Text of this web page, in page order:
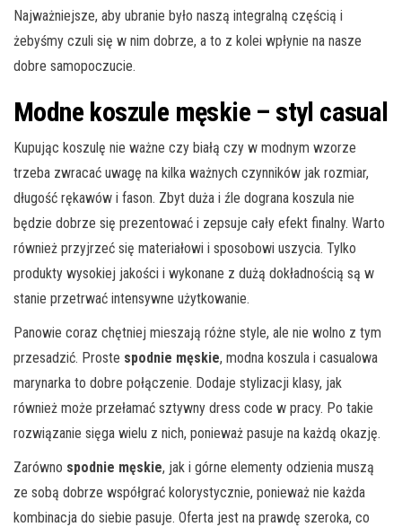
Najważniejsze, aby ubranie było naszą integralną częścią i
żebyśmy czuli się w nim dobrze, a to z kolei wpłynie na nasze
dobre samopoczucie.
Modne koszule męskie – styl casual
Kupując koszulę nie ważne czy białą czy w modnym wzorze
trzeba zwracać uwagę na kilka ważnych czynników jak rozmiar,
długość rękawów i fason. Zbyt duża i źle dograna koszula nie
będzie dobrze się prezentować i zepsuje cały efekt finalny. Warto
również przyjrzeć się materiałowi i sposobowi uszycia. Tylko
produkty wysokiej jakości i wykonane z dużą dokładnością są w
stanie przetrwać intensywne użytkowanie.
Panowie coraz chętniej mieszają różne style, ale nie wolno z tym
przesadzić. Proste spodnie męskie, modna koszula i casualowa
marynarka to dobre połączenie. Dodaje stylizacji klasy, jak
również może przełamać sztywny dress code w pracy. Po takie
rozwiązanie sięga wielu z nich, ponieważ pasuje na każdą okazję.
Zarówno spodnie męskie, jak i górne elementy odzienia muszą
ze sobą dobrze współgrać kolorystycznie, ponieważ nie każda
kombinacja do siebie pasuje. Oferta jest na prawdę szeroka, co